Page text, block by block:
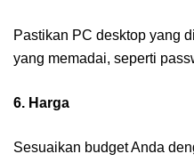
Pastikan PC desktop yang
yang memadai, seperti
6. Harga
Sesuaikan budget Anda